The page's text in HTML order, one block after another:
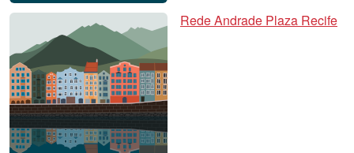
Rede Andrade Plaza Recife